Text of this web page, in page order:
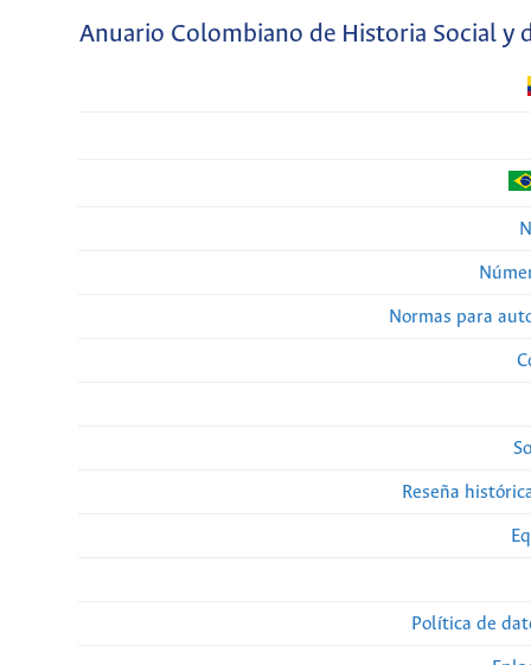
Anuario Colombiano de Historia Social y
Normas para
Reseña
Política de